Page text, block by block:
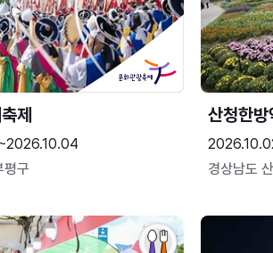
제
평구
산청한방
경상남도